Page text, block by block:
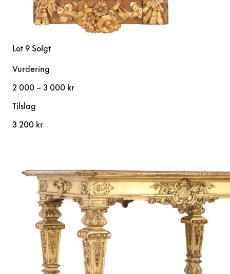
Lot 9 Solgt
Vurdering
2 000 – 3 000 kr
Tilslag
3 200 kr